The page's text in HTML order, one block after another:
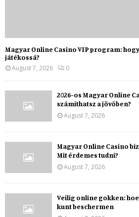
Magyar Online Casino VIP program:
játékossá?
August 7, 2026
0
2026-os Magyar Online
számíthatsz a jövőben?
August 7, 2026
Magyar Online Casino
Mit érdemes tudni?
August 7, 2026
Veilig online gokken:
kunt beschermen